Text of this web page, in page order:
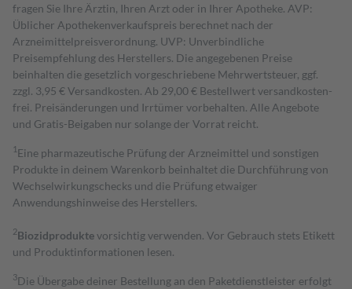
fragen Sie Ihre Ärztin, Ihren Arzt oder in Ihrer Apotheke. AVP:
Üblicher Apothekenverkaufspreis berechnet nach der
Arzneimittelpreisverordnung. UVP: Unverbindliche
Preisempfehlung des Herstellers. Die angegebenen Preise
beinhalten die gesetzlich vorgeschriebene Mehrwertsteuer, ggf.
zzgl. 3,95 € Versandkosten. Ab 29,00 € Bestell­wert versand­kosten­
frei. Preisänderungen und Irrtümer vorbehalten. Alle Angebote
und Gratis-Beigaben nur solange der Vorrat reicht.
1 Eine pharmazeutische Prüfung der Arzneimittel und sonstigen
Produkte in deinem Warenkorb beinhaltet die Durchführung von
Wechselwirkungschecks und die Prüfung etwaiger
Anwendungshinweise des Herstellers.
2Biozidproduktevorsichtig verwenden. Vor Gebrauch stets Etikett
und Produktinformationen lesen.
3Die Übergabe deiner Bestellung an den Paketdienstleister erfolgt